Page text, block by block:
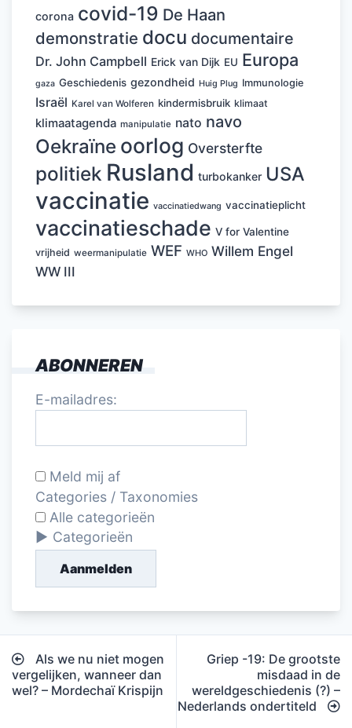
corona covid-19 De Haan
demonstratie docu documentaire
Dr. John Campbell Erick van Dijk EU Europa
gaza Geschiedenis gezondheid Huig Plug Immunologie
Israël Karel van Wolferen kindermisbruik klimaat
klimaatagenda manipulatie nato navo
Oekraïne oorlog Oversterfte
politiek Rusland turbokanker USA
vaccinatie vaccinatiedwang vaccinatieplicht
vaccinatieschade V for Valentine
vrijheid weermanipulatie WEF WHO Willem Engel
WW III
ABONNEREN
E-mailadres:
Meld mij af
Categories / Taxonomies
Alle categorieën
Categorieën
Aanmelden
Bericht
navigatie
Als we nu niet mogen
vergelijken, wanneer dan
wel? – Mordechaï Krispijn
Griep -19: De grootste
misdaad in de
wereldgeschiedenis (?) –
Nederlands ondertiteld